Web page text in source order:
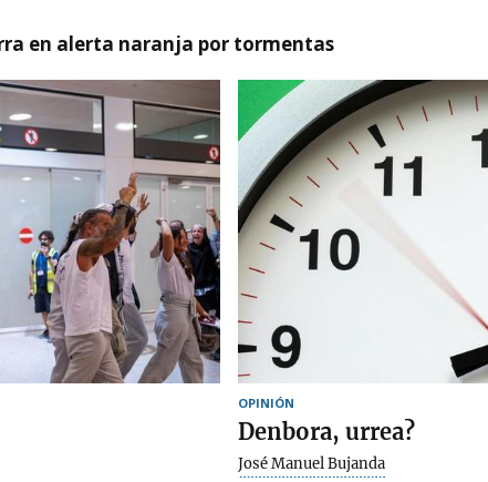
en alerta naranja por tormentas
OPINIÓN
Denbora, urrea?
José Manuel Bujanda